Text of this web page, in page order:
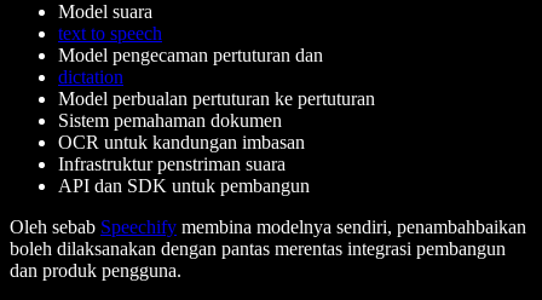
Model suara
text to speech
Model pengecaman pertuturan dan
dictation
Model perbualan pertuturan ke pertuturan
Sistem pemahaman dokumen
OCR untuk kandungan imbasan
Infrastruktur penstriman suara
API dan SDK untuk pembangun
Oleh sebab Speechify membina modelnya sendiri, penambahbaikan
boleh dilaksanakan dengan pantas merentas integrasi pembangun
dan produk pengguna.